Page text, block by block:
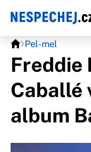
Pel-mel
Freddie
Caballé
album